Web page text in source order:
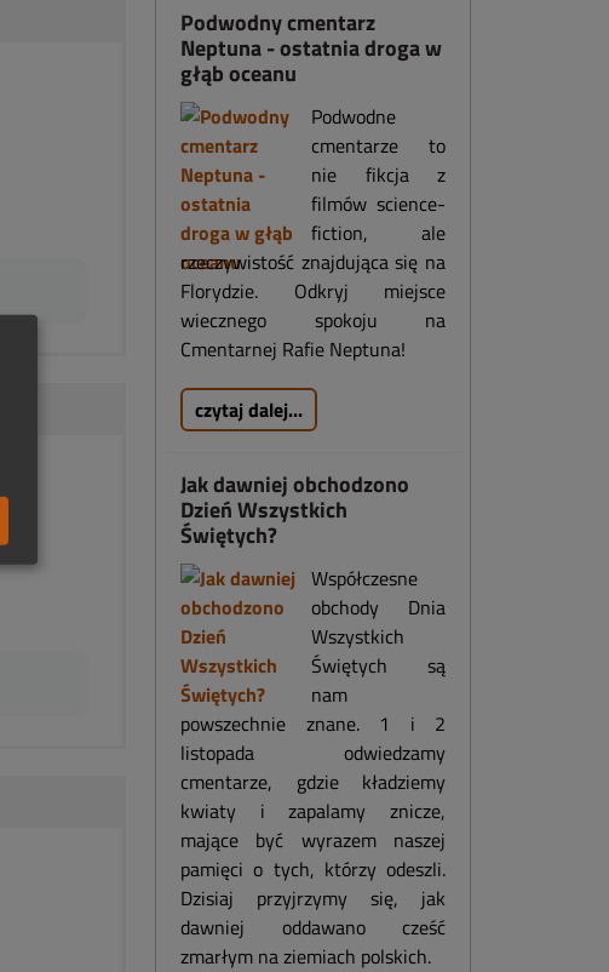
Podwodny cmentarz
Neptuna - ostatnia droga w
głąb oceanu
Podwodne
cmentarze to
nie fikcja z
filmów science-
fiction, ale
rzeczywistość znajdująca się na
Florydzie. Odkryj miejsce
wiecznego spokoju na
Cmentarnej Rafie Neptuna!
czytaj dalej...
Jak dawniej obchodzono
Dzień Wszystkich
Świętych?
Współczesne
obchody Dnia
Wszystkich
Świętych są
nam
powszechnie znane. 1 i 2
listopada odwiedzamy
cmentarze, gdzie kładziemy
kwiaty i zapalamy znicze,
mające być wyrazem naszej
pamięci o tych, którzy odeszli.
Dzisiaj przyjrzymy się, jak
dawniej oddawano cześć
zmarłym na ziemiach polskich.